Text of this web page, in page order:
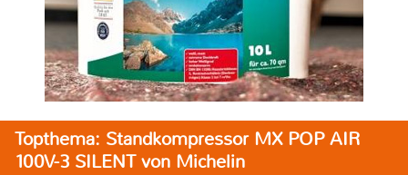
Topthema: Standkompressor MX POP AIR
100V-3 SILENT von Michelin